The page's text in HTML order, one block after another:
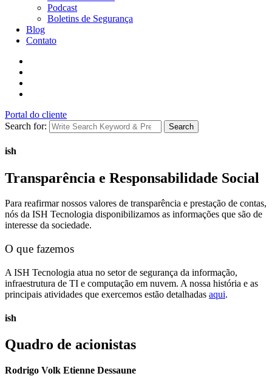
Podcast
Boletins de Segurança
Blog
Contato
Portal do cliente
Search for:
Search
ish
Transparência e Responsabilidade Social
Para reafirmar nossos valores de transparência e prestação de contas,
nós da ISH Tecnologia disponibilizamos as informações que são de
interesse da sociedade.
O que fazemos
A ISH Tecnologia atua no setor de segurança da informação,
infraestrutura de TI e computação em nuvem. A nossa história e as
principais atividades que exercemos estão detalhadas aqui.
ish
Quadro de acionistas
Rodrigo Volk Etienne Dessaune